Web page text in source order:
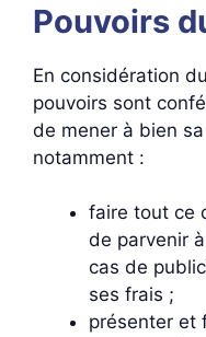
Pouvoirs
En considération
pouvoirs sont
de mener à bien
notamment :
faire tout ce
de parvenir
cas de
ses frais ;
présenter et